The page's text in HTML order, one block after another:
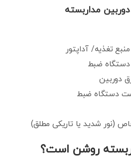
مداربسته
تغذیه/ آداپتور
دستگاه ضبط
دوربین
دستگاه ضبط
(نور شدید یا تاریکی مطلق)